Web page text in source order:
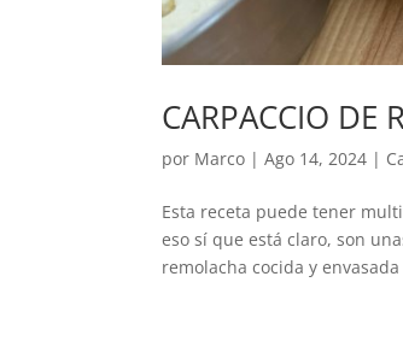
CARPACCIO DE
por Marco |Ago 14, 2024 |
Esta receta puede tener
eso sí que está claro, son
remolacha cocida y